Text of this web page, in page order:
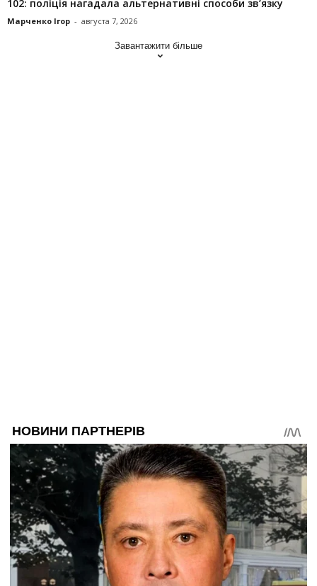
102: поліція нагадала альтернативні способи зв’язку
Марченко Ігор - августа 7, 2026
Завантажити більше